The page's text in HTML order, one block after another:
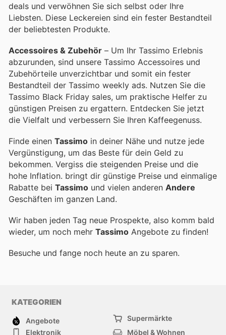
deals und verwöhnen Sie sich selbst oder Ihre
Liebsten. Diese Leckereien sind ein fester Bestandteil
der beliebtesten Produkte.
Accessoires & Zubehör – Um Ihr Tassimo Erlebnis
abzurunden, sind unsere Tassimo Accessoires und
Zubehörteile unverzichtbar und somit ein fester
Bestandteil der Tassimo weekly ads. Nutzen Sie die
Tassimo Black Friday sales, um praktische Helfer zu
günstigen Preisen zu ergattern. Entdecken Sie jetzt
die Vielfalt und verbessern Sie Ihren Kaffeegenuss.
Finde einen Tassimo in deiner Nähe und nutze jede
Vergünstigung, um das Beste für dein Geld zu
bekommen. Vergiss die steigenden Preise und die
hohe Inflation. bringt dir günstige Preise und einmalige
Rabatte bei Tassimo und vielen anderen Andere
Geschäften im ganzen Land.
Wir haben jeden Tag neue Prospekte, also komm bald
wieder, um noch mehr Tassimo Angebote zu finden!
Besuche und fange noch heute an zu sparen.
KATEGORIEN
Angebote
Supermärkte
Elektronik
Möbel & Wohnen